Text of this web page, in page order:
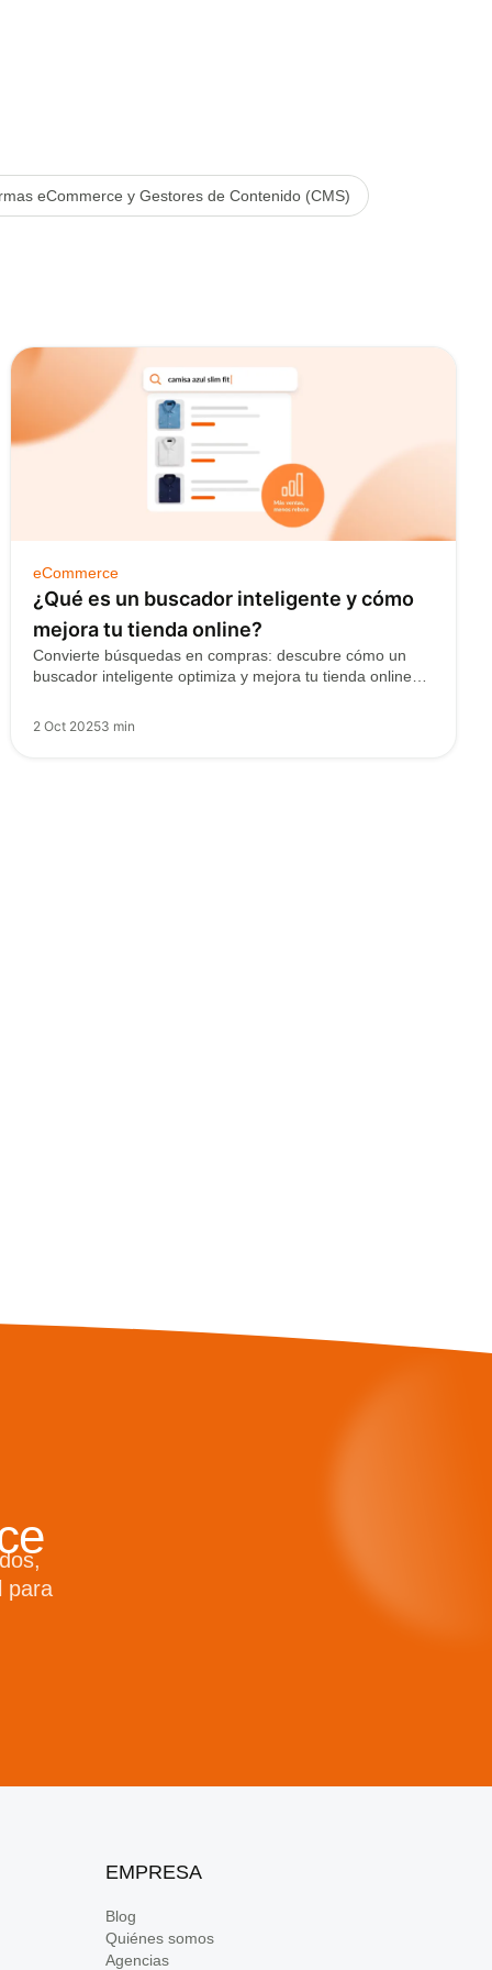
eCommerce y Gestores de Contenido (CMS)
eCommerce
¿Qué es un buscador inteligente y cómo
mejora tu tienda online?
Convierte búsquedas en compras: descubre cómo un
buscador inteligente optimiza y mejora tu tienda online
2 Oct 20253 min
para
EMPRESA
Blog
Quiénes somos
Agencias